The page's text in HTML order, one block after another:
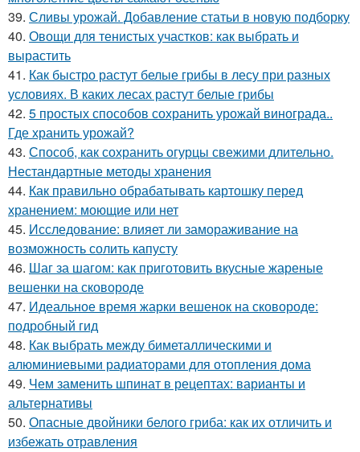
39. Сливы урожай. Добавление статьи в новую подборку
40. Овощи для тенистых участков: как выбрать и
вырастить
41. Как быстро растут белые грибы в лесу при разных
условиях. В каких лесах растут белые грибы
42. 5 простых способов сохранить урожай винограда..
Где хранить урожай?
43. Способ, как сохранить огурцы свежими длительно.
Нестандартные методы хранения
44. Как правильно обрабатывать картошку перед
хранением: моющие или нет
45. Исследование: влияет ли замораживание на
возможность солить капусту
46. Шаг за шагом: как приготовить вкусные жареные
вешенки на сковороде
47. Идеальное время жарки вешенок на сковороде:
подробный гид
48. Как выбрать между биметаллическими и
алюминиевыми радиаторами для отопления дома
49. Чем заменить шпинат в рецептах: варианты и
альтернативы
50. Опасные двойники белого гриба: как их отличить и
избежать отравления